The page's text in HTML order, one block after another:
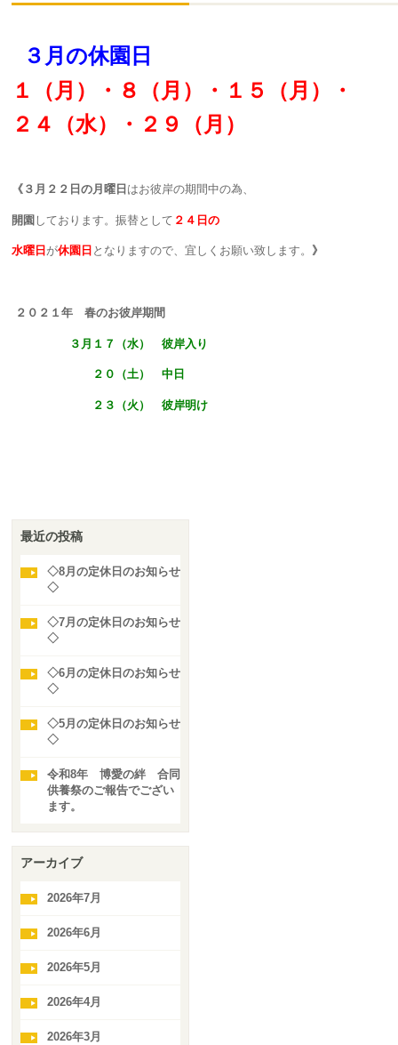
３月の休園日
１（月）・８（月）・１５（月）・
２４（水）・２９（月）
《３月２２日の月曜日 はお彼岸の期間中の為、
開園 しております。振替として ２４日の
水曜日 が休園日 となりますので、宜しくお願い致します。 》
２０２１年 春のお彼岸期間
３月１７（水） 彼岸入り
２０（土） 中日
２３（火） 彼岸明け
最近の投稿
◇8月の定休日のお知らせ
◇
◇7月の定休日のお知らせ
◇
◇6月の定休日のお知らせ
◇
◇5月の定休日のお知らせ
◇
令和8年 博愛の絆 合同
供養祭のご報告でござい
ます。
アーカイブ
2026年7月
2026年6月
2026年5月
2026年4月
2026年3月